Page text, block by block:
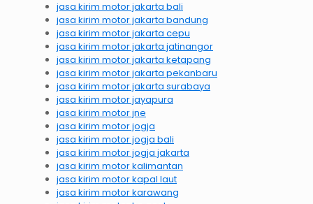
jasa kirim motor jakarta bali
jasa kirim motor jakarta bandung
jasa kirim motor jakarta cepu
jasa kirim motor jakarta jatinangor
jasa kirim motor jakarta ketapang
jasa kirim motor jakarta pekanbaru
jasa kirim motor jakarta surabaya
jasa kirim motor jayapura
jasa kirim motor jne
jasa kirim motor jogja
jasa kirim motor jogja bali
jasa kirim motor jogja jakarta
jasa kirim motor kalimantan
jasa kirim motor kapal laut
jasa kirim motor karawang